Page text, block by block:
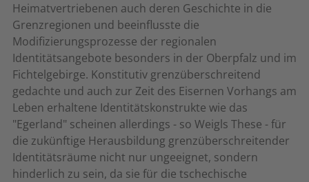
Heimatvertriebenen auch deren Geschichte in die
Grenzregionen und beeinflusste die
Modifizierungsprozesse der regionalen
Identitätsangebote besonders in der Oberpfalz und im
Fichtelgebirge. Konstitutiv grenzüberschreitend
gedachte und auch zur Zeit des Eisernen Vorhangs am
Leben erhaltene Identitätskonstrukte wie das
"Egerland" scheinen allerdings - so Weigls These - für
die zukünftige Herausbildung grenzüberschreitender
Identitätsräume nicht nur ungeeignet, sondern
hinderlich zu sein, da sie für die tschechische